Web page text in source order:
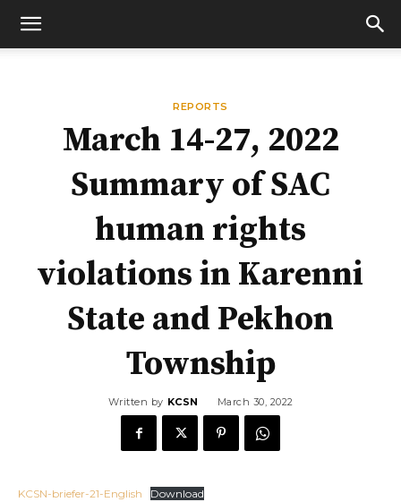
REPORTS
March 14-27, 2022
Summary of SAC
human rights
violations in Karenni
State and Pekhon
Township
Written by KCSN March 30, 2022
KCSN-briefer-21-English Download